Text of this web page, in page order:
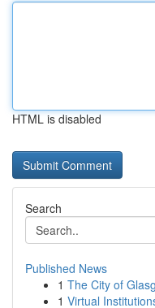
HTML is disabled
Search
Published News
1 The City of
1 Virtual